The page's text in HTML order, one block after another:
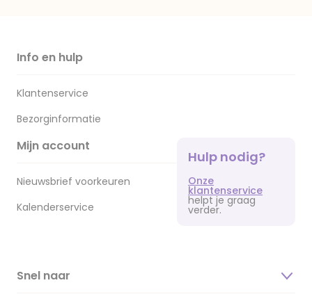
Info en hulp
Klantenservice
Bezorginformatie
Mijn account
Nieuwsbrief voorkeuren
Kalenderservice
Hulp nodig?
Onze
klantenservice
helpt je graag
verder.
Snel naar